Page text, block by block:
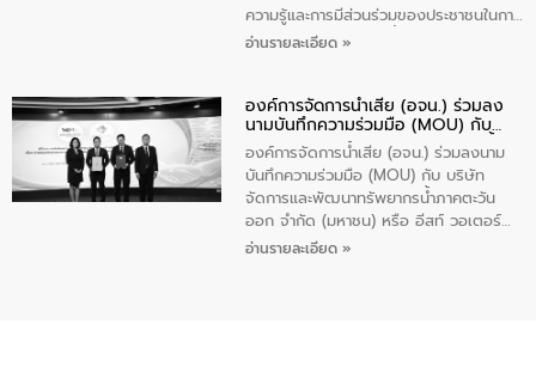
ความรู้และการมีส่วนร่วมของประชาชนในการ
ป้องกันและแก้ไขปัญหาน้ำเสียอย่างยั่งยืน
ชุมชนและการบำบัดน้ำเสียเบื้องต้น ให้กับ
นักเรียนชั้นประถมศึกษาปีที่ 5 โรงเรียน
เทศบาล 1 (พะเยาประชานุกูล) จำนวน 30
คน
อ่านรายละเอียด »
องค์การจัดการน้ำเสีย (อจน.) ร่วมลง
นามบันทึกความร่วมมือ (MOU) กับ
บริษัท จัดการและพัฒนาทรัพยากรน้ำ
ภาคตะวันออก จำกัด (มหาชน) หรือ อีส
ท์ วอเตอร์
องค์การจัดการน้ำเสีย (อจน.) ร่วมลงนาม
บันทึกความร่วมมือ (MOU) กับ บริษัท
จัดการและพัฒนาทรัพยากรน้ำภาคตะวัน
ออก จำกัด (มหาชน) หรือ อีสท์ วอเตอร์
เมื่อวันอังคารที่ 4 สิงหาคม 2569 ณ ห้อง
อ่านรายละเอียด »